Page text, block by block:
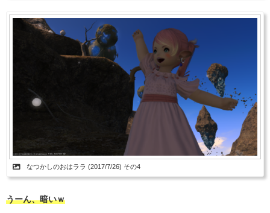
なつかしのおはララ (2017/7/26) その4
うーん、暗いｗ